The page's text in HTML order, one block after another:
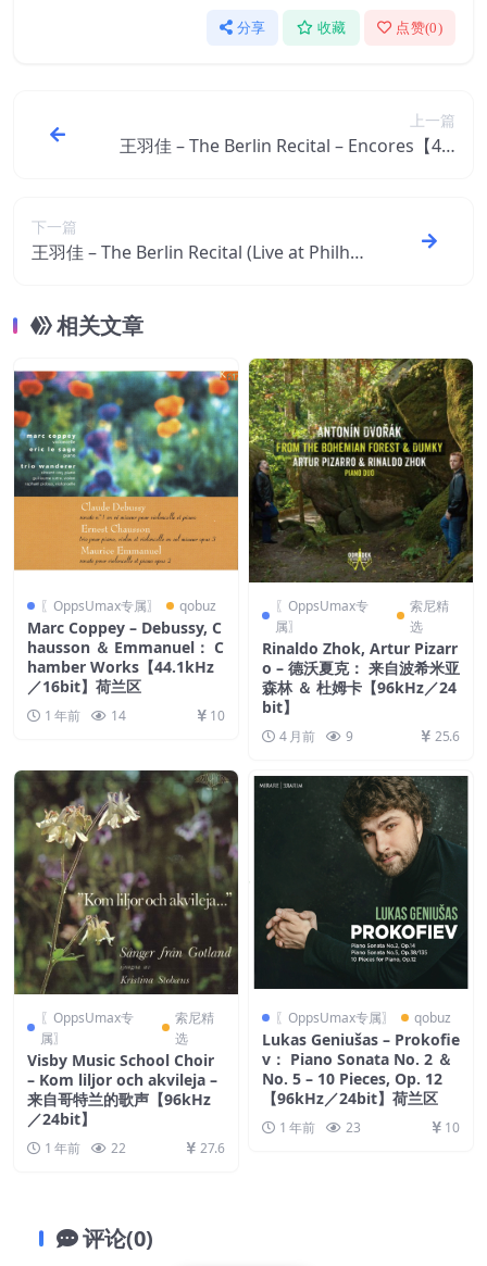
分享 收藏 点赞(0)
上一篇
王羽佳 – The Berlin Recital – Encores【44.
下一篇
王羽佳 – The Berlin Recital (Live at Philhar
相关文章
〖OppsUmax专属〗 qobuz
Marc Coppey – Debussy, C
hausson ＆ Emmanuel： C
hamber Works【44.1kHz
／16bit】荷兰区
1 年前 14 10
〖OppsUmax专
属〗
索尼精
选
Rinaldo Zhok, Artur Pizarr
o – 德沃夏克： 来自波希米亚
森林 ＆ 杜姆卡【96kHz／24
bit】
4 月前 9 25.6
〖OppsUmax专
属〗
索尼精
选
Visby Music School Choir
– Kom liljor och akvileja –
来自哥特兰的歌声【96kHz
／24bit】
1 年前 22 27.6
〖OppsUmax专属〗 qobuz
Lukas Geniušas – Prokofie
v： Piano Sonata No. 2 ＆
No. 5 – 10 Pieces, Op. 12
【96kHz／24bit】荷兰区
1 年前 23 10
评论(0)